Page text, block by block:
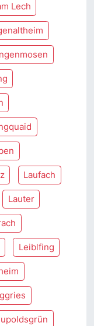
Lech
Laufach
Lauter
Leiblfing